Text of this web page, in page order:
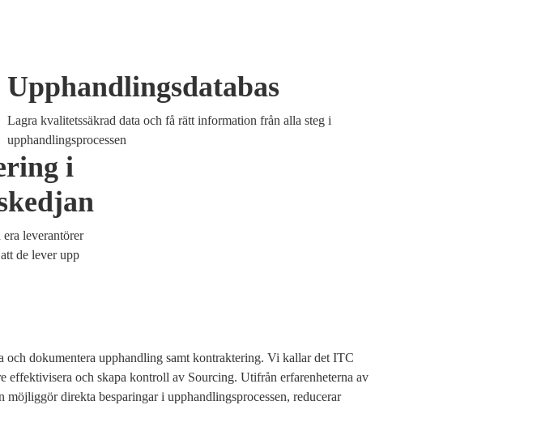
Upphandlingsdatabas
Lagra kvalitetssäkrad data och få rätt information från alla steg i
upphandlingsprocessen
i
leverantörer
de lever upp
dokumentera upphandling samt kontraktering. Vi kallar det ITC
och skapa kontroll av Sourcing. Utifrån erfarenheterna av
direkta besparingar i upphandlingsprocessen, reducerar